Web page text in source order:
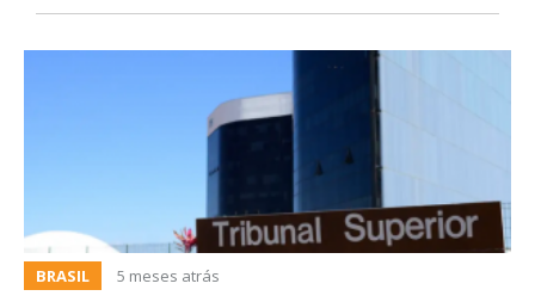
BRASIL 5 meses atrás